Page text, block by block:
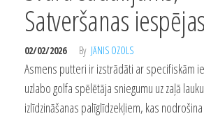
Satveršanas iespējas
02/02/2026 By JĀNIS OZOLS
Asmens putteri ir izstrādāti ar specifiskām
uzlabo golfa spēlētāja sniegumu uz zaļā
izlīdzināšanas palīglīdzekļiem, kas